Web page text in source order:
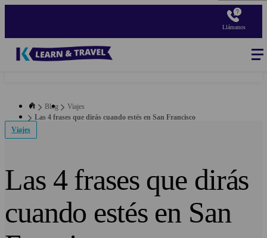
Llámanos
Blog
Viajes
Las 4 frases que dirás cuando estés en San Francisco
Viajes
Las 4 frases que dirás
cuando estés en San